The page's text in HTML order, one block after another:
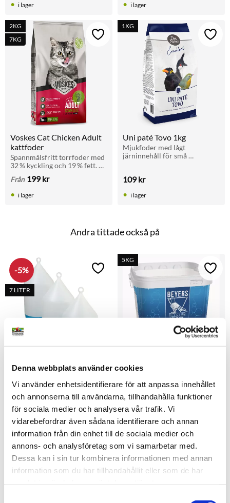
Denna webbplats använder cookies
Vi använder enhetsidentifierare för att anpassa innehållet
och annonserna till användarna, tillhandahålla funktioner
för sociala medier och analysera vår trafik. Vi
vidarebefordrar även sådana identifierare och annan
information från din enhet till de sociala medier och
annons- och analysföretag som vi samarbetar med.
Dessa kan i sin tur kombinera informationen med annan
information som du har tillhandahållit eller som de har
i lager i lager
Voskes Cat Chicken Adult
kattfoder
Spannmålsfritt torrfoder med
32 % kyckling och 19 % fett.
päls, urinvägar och minskar
Från 199kr
2KG
7KG
Lägg till i favoriter
i lager
Uni paté Tovo 1kg
Mjukfoder med lågt
järninnehåll för små
100 % färdigt att servera, med
109kr
1KG
Lägg
i lager
Andra tittade också på
Vattenautomat 7 liter
Rymlig 7L vattenautomat i
plast för duvor. Stabil och lätt
att bära med toppögla och
vridlåsning. Enkel att rengöra.
189kr 199kr
5%
7 LITER
Lägg till i favoriter
Urtica Chlorella Mineral
Mix 5kg
Mineralblandning med gritt,
frön, nässla och chlorella. För
muskler, fjäderdräkt och
tävlings- och rasduvor.
299kr
5KG
Lägg
750G
Lägg till i favoriter
25KG